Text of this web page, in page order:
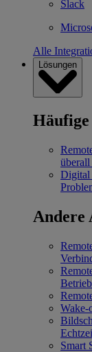
Slack
Alle
Lösungen
Häufige
überall
Digital
Andere
Smart